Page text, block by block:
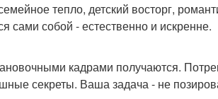
тепло, детский восторг,
сами собой - естественно и искренне.
кадрами получаются.
секреты. Ваша задача - не